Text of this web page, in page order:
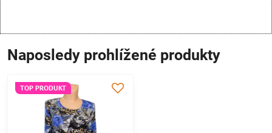
Naposledy prohlížené produkty
TOP PRODUKT